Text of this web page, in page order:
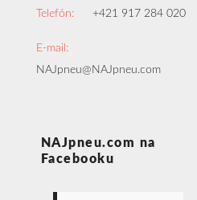
Telefón: +421 917 284 020
E-mail:
NAJpneu@NAJpneu.com
NAJpneu.com na
Facebooku